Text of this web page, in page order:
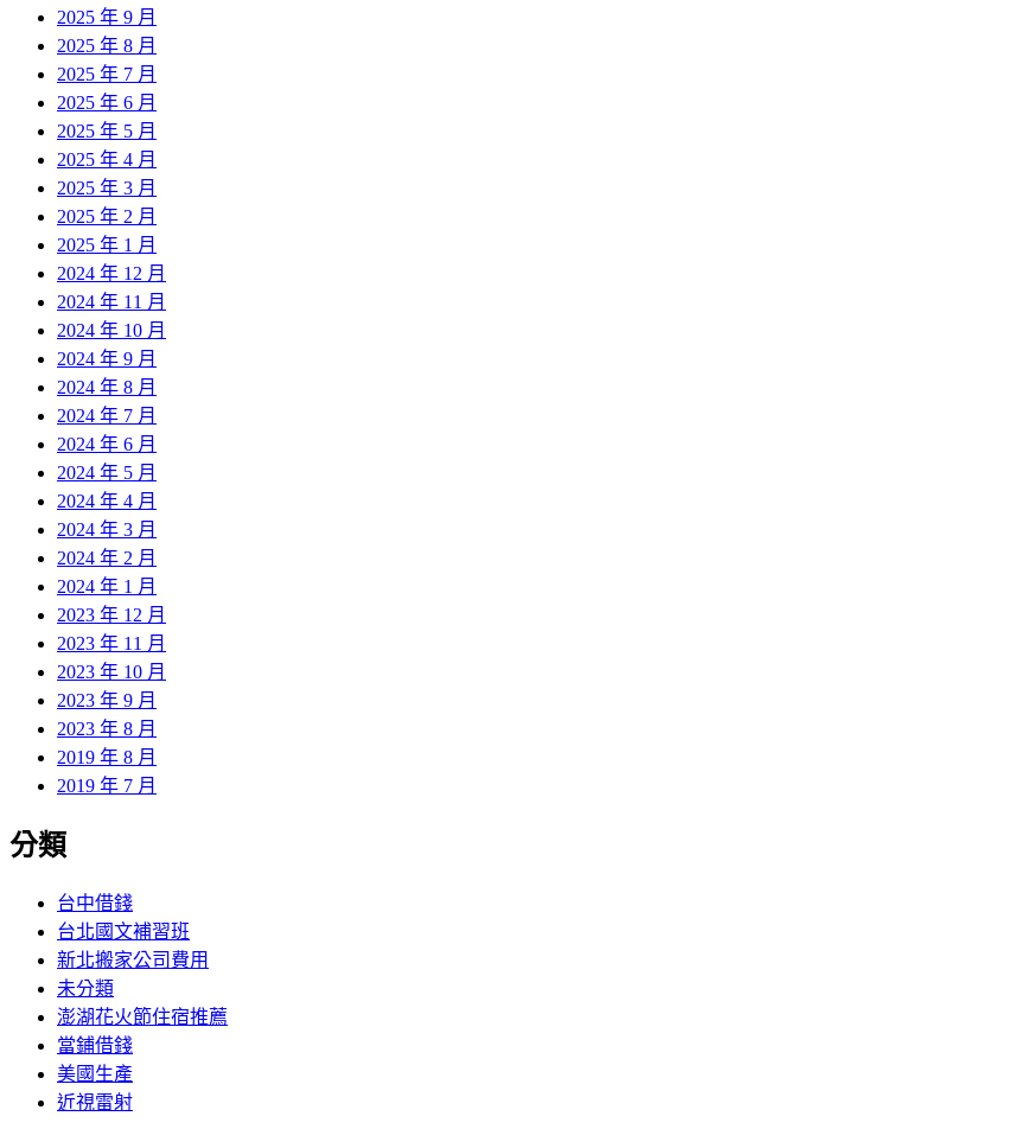
2025 年 9 月
2025 年 8 月
2025 年 7 月
2025 年 6 月
2025 年 5 月
2025 年 4 月
2025 年 3 月
2025 年 2 月
2025 年 1 月
2024 年 12 月
2024 年 11 月
2024 年 10 月
2024 年 9 月
2024 年 8 月
2024 年 7 月
2024 年 6 月
2024 年 5 月
2024 年 4 月
2024 年 3 月
2024 年 2 月
2024 年 1 月
2023 年 12 月
2023 年 11 月
2023 年 10 月
2023 年 9 月
2023 年 8 月
2019 年 8 月
2019 年 7 月
分類
台中借錢
台北國文補習班
新北搬家公司費用
未分類
澎湖花火節住宿推薦
當鋪借錢
美國生產
近視雷射